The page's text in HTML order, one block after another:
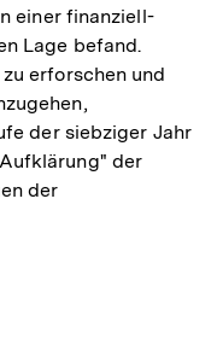
einer finanziell-
Lage befand.
erforschen und
der siebziger Jahr
der
der